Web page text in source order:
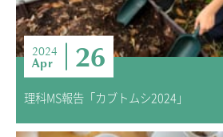
2024
Apr 26
理科MS報告「カブトムシ2024」